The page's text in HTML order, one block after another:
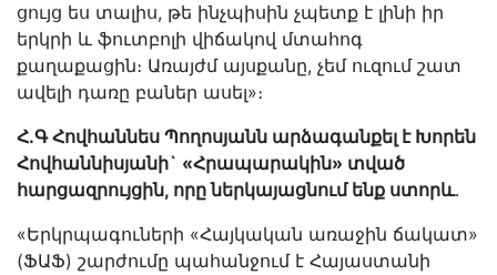
ցույց ես տալիս, թե ինչպիսին չպետք է լինի իր
երկրի և ֆուտբոլի վիճակով մտահոգ
քաղաքացին։ Առայժմ այսքանը, չեմ ուզում շատ
ավելի դառը բաներ ասել»։
Հ.Գ Հովհաննես Պողոսյանն արձագանքել է Խորեն
Հովհաննիսյանի` «Հրապարակին» տված
հարցազրույցին, որը ներկայացնում ենք ստորև․
«Երկրպագուների «Հայկական առաջին ճակատ»
(ՖԱՖ) շարժումը պահանջում է Հայաստանի